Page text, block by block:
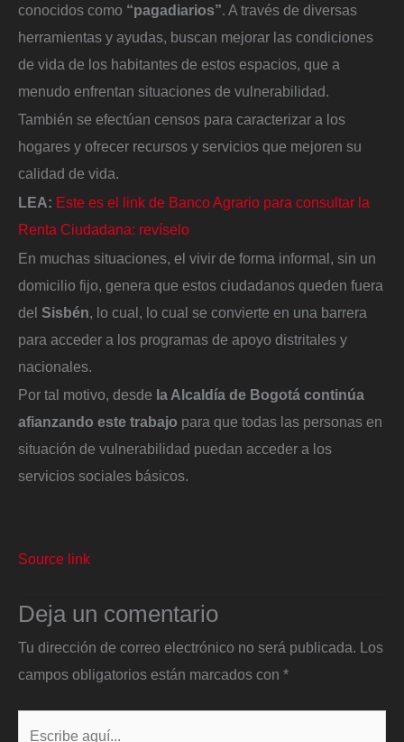
conocidos como “pagadiarios”. A través de diversas
herramientas y ayudas, buscan mejorar las condiciones
de vida de los habitantes de estos espacios, que a
menudo enfrentan situaciones de vulnerabilidad.
También se efectúan censos para caracterizar a los
hogares y ofrecer recursos y servicios que mejoren su
calidad de vida.
LEA: Este es el link de Banco Agrario para consultar la
Renta Ciudadana: revíselo
En muchas situaciones, el vivir de forma informal, sin un
domicilio fijo, genera que estos ciudadanos queden fuera
del Sisbén , lo cual, lo cual se convierte en una barrera
para acceder a los programas de apoyo distritales y
nacionales.
Por tal motivo, desde la Alcaldía de Bogotá continúa
afianzando este trabajo para que todas las personas en
situación de vulnerabilidad puedan acceder a los
servicios sociales básicos.
Source link
Deja un comentario
Tu dirección de correo electrónico no será publicada.
Los
campos obligatorios están marcados con *